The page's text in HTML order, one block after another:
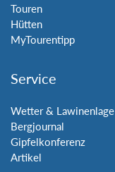
Touren
Hütten
MyTourentipp
Service
Wetter & Lawinenlage
Bergjournal
Gipfelkonferenz
Artikel